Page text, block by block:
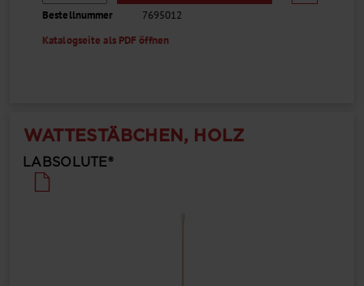
Bestellnummer
7695012
Katalogseite als PDF öffnen
WATTESTÄBCHEN, HOLZ
LABSOLUTE®